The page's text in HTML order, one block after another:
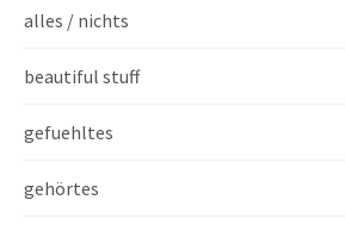
alles / nichts
beautiful stuff
gefuehltes
gehörtes